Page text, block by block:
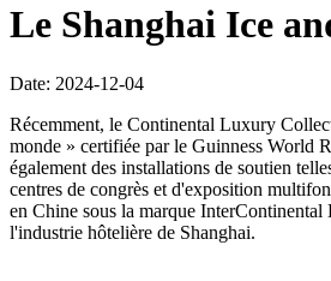
Le Shanghai Ice
Date: 2024-12-04
Récemment, le Continental Luxury
monde » certifiée par le Guinness World
également des installations de soutien
centres de congrès et d'exposition
en Chine sous la marque
l'industrie hôtelière de Shanghai.